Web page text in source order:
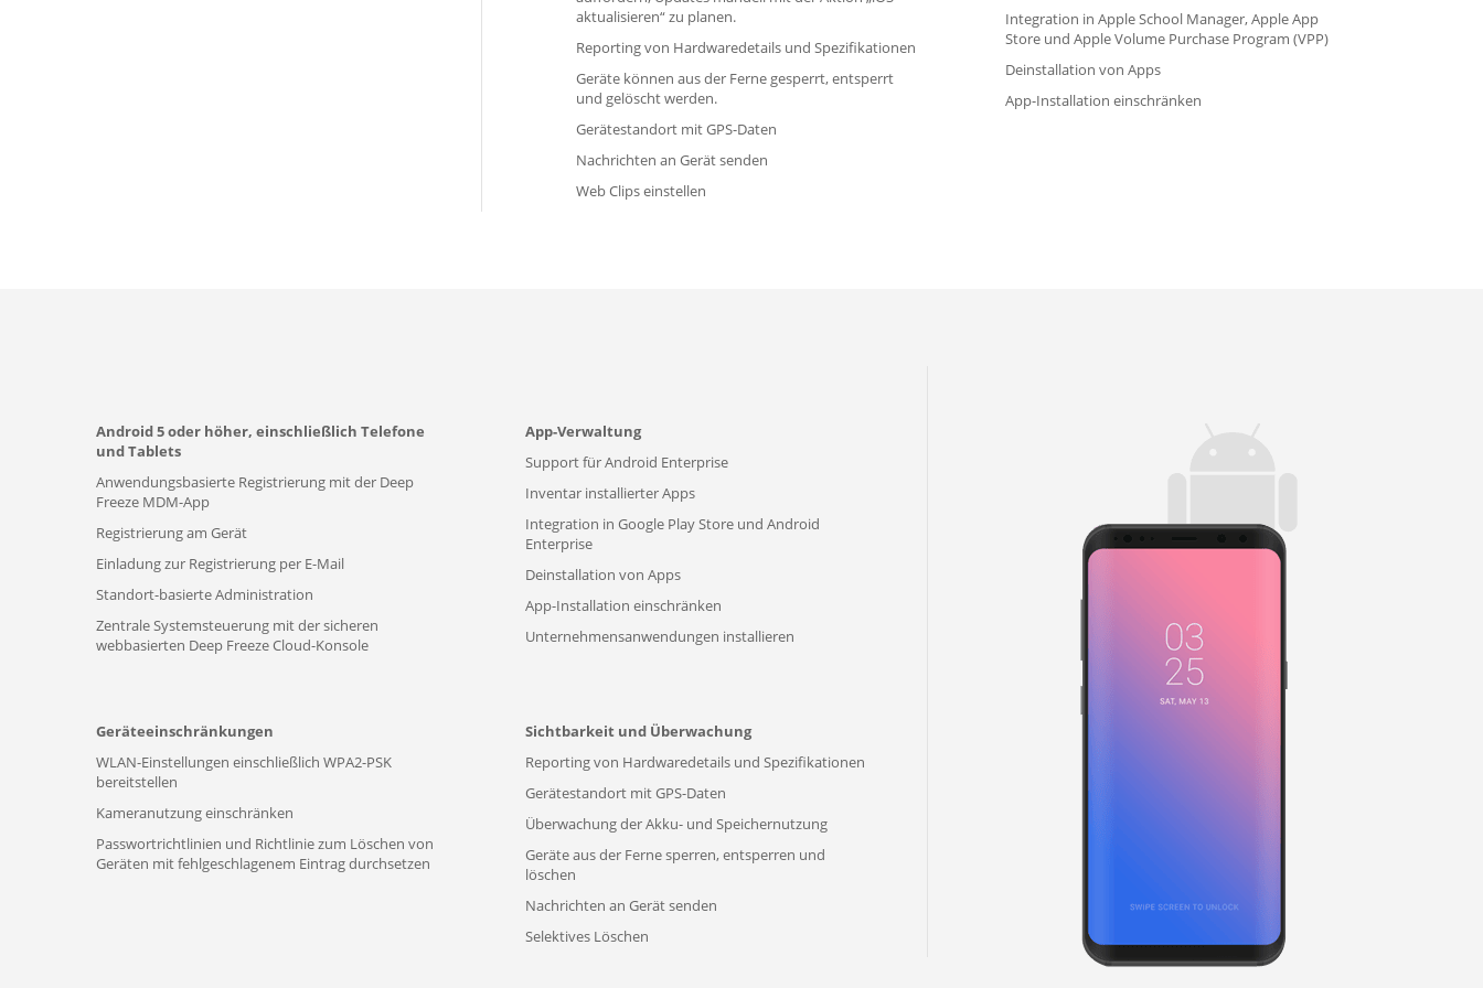
aktualisieren“ zu planen.
Reporting von Hardwaredetails und Spezifikationen
Geräte können aus der Ferne gesperrt, entsperrt
und gelöscht werden.
Gerätestandort mit GPS-Daten
Nachrichten an Gerät senden
Web Clips einstellen
Integration in Apple School Manager, Apple App
Store und Apple Volume Purchase Program (VPP)
Deinstallation von Apps
App-Installation einschränken
Android 5 oder höher, einschließlich Telefone
und Tablets
Anwendungsbasierte Registrierung mit der Deep
Freeze MDM-App
Registrierung am Gerät
Einladung zur Registrierung per E-Mail
Standort-basierte Administration
Zentrale Systemsteuerung mit der sicheren
webbasierten Deep Freeze Cloud-Konsole
App-Verwaltung
Support für Android Enterprise
Inventar installierter Apps
Integration in Google Play Store und Android
Enterprise
Deinstallation von Apps
App-Installation einschränken
Unternehmensanwendungen installieren
Geräteeinschränkungen
WLAN-Einstellungen einschließlich WPA2-PSK
bereitstellen
Kameranutzung einschränken
Passwortrichtlinien und Richtlinie zum Löschen von
Geräten mit fehlgeschlagenem Eintrag durchsetzen
Sichtbarkeit und Überwachung
Reporting von Hardwaredetails und Spezifikationen
Gerätestandort mit GPS-Daten
Überwachung der Akku- und Speichernutzung
Geräte aus der Ferne sperren, entsperren und
löschen
Nachrichten an Gerät senden
Selektives Löschen